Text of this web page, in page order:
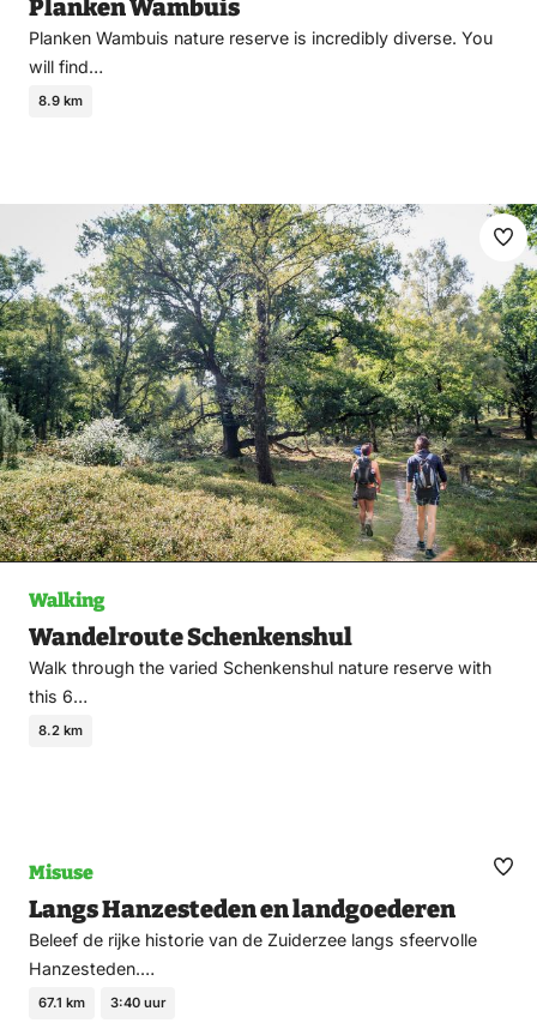
Planken Wambuis
Planken Wambuis nature reserve is incredibly diverse. You
will find…
8.9 km
Walking
Wandelroute Schenkenshul
Walk through the varied Schenkenshul nature reserve with
this 6…
8.2 km
Misuse
Langs Hanzesteden en landgoederen
Beleef de rijke historie van de Zuiderzee langs sfeervolle
Hanzesteden.…
67.1 km 3:40 uur